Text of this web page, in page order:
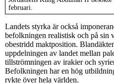
februari.
Landets styrka är också
befolkningen realistisk och på sin
obestridd maktposition.
uppdelningen av landet mellan
tillströmningen av irakier och
Befolkningen har en hög
rykte över hela världen.